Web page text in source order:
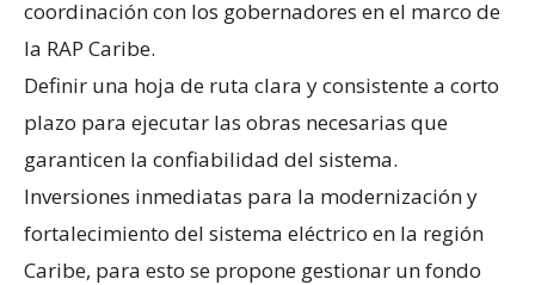
coordinación con los gobernadores en el marco de
la RAP Caribe.
Definir una hoja de ruta clara y consistente a corto
plazo para ejecutar las obras necesarias que
garanticen la confiabilidad del sistema.
Inversiones inmediatas para la modernización y
fortalecimiento del sistema eléctrico en la región
Caribe, para esto se propone gestionar un fondo